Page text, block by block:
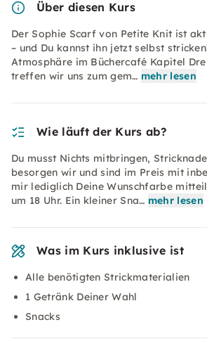
Über diesen Kurs
Der Sophie Scarf von Petite Knit ist
– und Du kannst ihn jetzt selbst
Atmosphäre im Büchercafé Kapitel
treffen wir uns zum gem… mehr lesen
Wie läuft der Kurs ab?
Du musst Nichts mitbringen,
besorgen wir und sind im Preis mit
mir lediglich Deine Wunschfarbe
um 18 Uhr. Ein kleiner Sna… mehr lesen
Was im Kurs inklusive ist
Alle benötigten Strickmaterialien
1 Getränk Deiner Wahl
Snacks